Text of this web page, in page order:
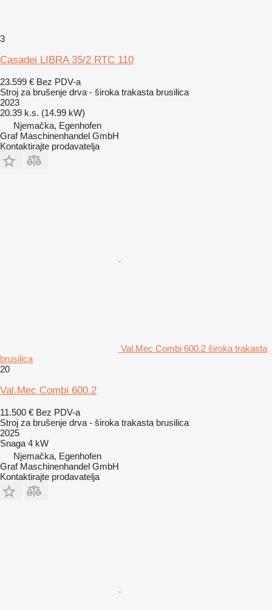
3
Casadei LIBRA 35/2 RTC 110
23.599 € Bez PDV-a
Stroj za brušenje drva - široka trakasta brusilica
2023
20.39 k.s. (14.99 kW)
Njemačka, Egenhofen
Graf Maschinenhandel GmbH
Kontaktirajte prodavatelja
Val.Mec Combi 600.2 široka trakasta
brusilica
20
Val.Mec Combi 600.2
11.500 € Bez PDV-a
Stroj za brušenje drva - široka trakasta brusilica
2025
Snaga 4 kW
Njemačka, Egenhofen
Graf Maschinenhandel GmbH
Kontaktirajte prodavatelja